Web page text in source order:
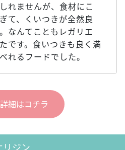
れませんが、食材にこ
て、くいつきが全然良
なんてこともレガリエ
です。食いつきも良く満
れるフードでした。
細はコチラ
リジン